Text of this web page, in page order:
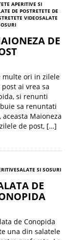
APERITIVE SI
DE POSTRETETE DE
RETETE VIDEOSALATE
DE
multe ori in zilele
post ai vrea sa
si renunti
sa renuntati
Maioneza
de post, […]
SALATE SI SOSURI
DE
de Conopida
una din salatele